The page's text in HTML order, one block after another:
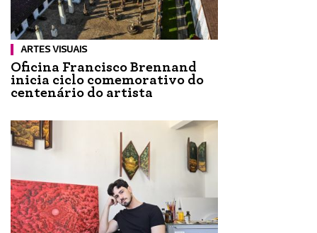
ARTES VISUAIS
Oficina Francisco Brennand
inicia ciclo comemorativo do
centenário do artista